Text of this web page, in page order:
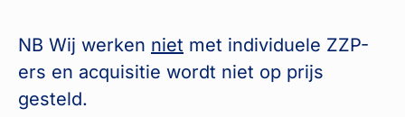
NB Wij werken niet met individuele ZZP-
ers en acquisitie wordt niet op prijs
gesteld.